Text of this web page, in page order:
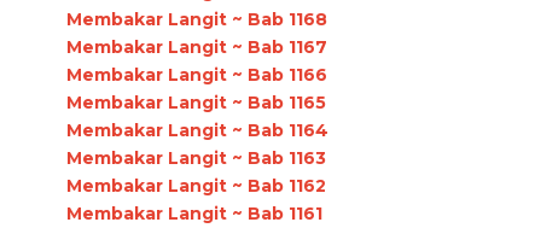
Membakar Langit ~ Bab 1168
Membakar Langit ~ Bab 1167
Membakar Langit ~ Bab 1166
Membakar Langit ~ Bab 1165
Membakar Langit ~ Bab 1164
Membakar Langit ~ Bab 1163
Membakar Langit ~ Bab 1162
Membakar Langit ~ Bab 1161